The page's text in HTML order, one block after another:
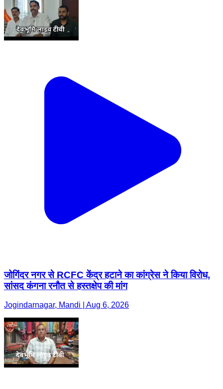
जोगिंदर नगर से RCFC केंद्र हटाने का कांग्रेस ने किया विरोध,
सांसद कंगना रनौत से हस्तक्षेप की मांग
Jogindarnagar, Mandi | Aug 6, 2026